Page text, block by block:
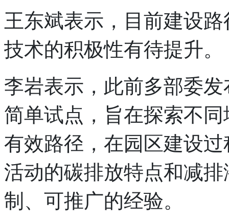
王东斌表示，目前建设
技术的积极性有待提升。
李岩表示，此前多部委
简单试点，旨在探索不
有效路径，在园区建设
活动的碳排放特点和减
制、可推广的经验。